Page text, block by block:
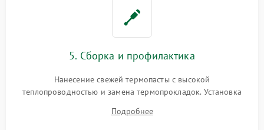
5. Сборка и профилактика
Нанесение свежей термопасты с высокой
теплопроводностью и замена термопрокладок. Установка
шлейфов, модулей памяти и накопителей. Предварительная
Подробнее